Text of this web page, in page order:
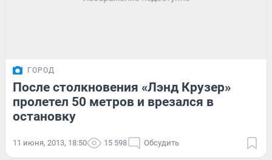
ГОРОД
После столкновения «Лэнд Крузер»
пролетел 50 метров и врезался в
остановку
11 июня, 2013, 18:50 15 598 Обсудить